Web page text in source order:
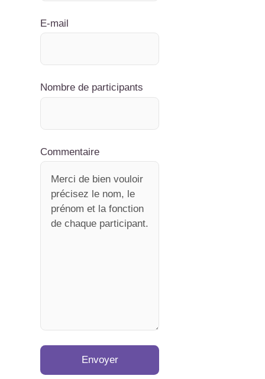
E-mail
Nombre de participants
Commentaire